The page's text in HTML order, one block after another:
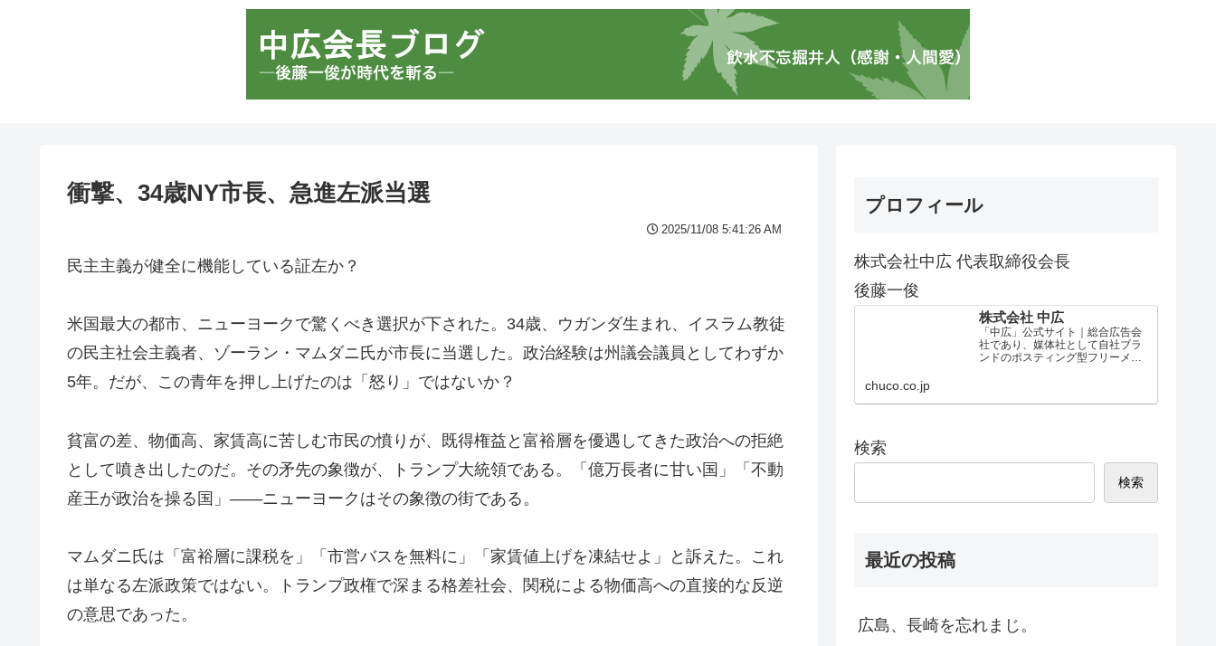
衝撃、34歳NY市長、急進左派当選
2025/11/08 5:41:26 AM
民主主義が健全に機能している証左か？
米国最大の都市、ニューヨークで驚くべき選択が下された。34歳、ウガンダ生まれ、イスラム教徒
の民主社会主義者、ゾーラン・マムダニ氏が市長に当選した。政治経験は州議会議員としてわずか
5年。だが、この青年を押し上げたのは「怒り」ではないか？
貧富の差、物価高、家賃高に苦しむ市民の憤りが、既得権益と富裕層を優遇してきた政治への拒絶
として噴き出したのだ。その矛先の象徴が、トランプ大統領である。「億万長者に甘い国」「不動
産王が政治を操る国」——ニューヨークはその象徴の街である。
マムダニ氏は「富裕層に課税を」「市営バスを無料に」「家賃値上げを凍結せよ」と訴えた。これ
は単なる左派政策ではない。トランプ政権で深まる格差社会、関税による物価高への直接的な反逆
の意思であった。
プロフィール
株式会社中広 代表取締役会長
後藤一俊
株式会社 中広
「中広」公式サイト｜総合広告会
社であり、媒体社として自社ブラ
ンドのポスティング型フリーメデ
chuco.co.jp
検索
検索
最近の投稿
広島、長崎を忘れまじ。